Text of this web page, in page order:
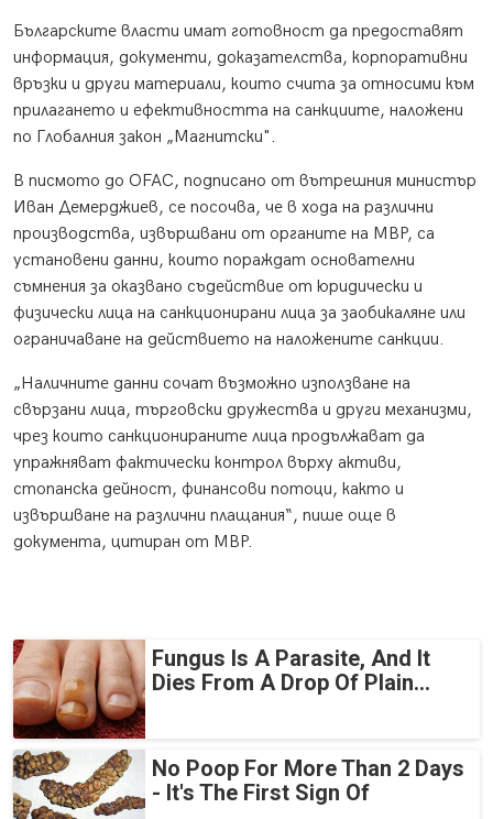
Българските власти имат готовност да предоставят
информация, документи, доказателства, корпоративни
връзки и други материали, които счита за относими към
прилагането и ефективността на санкциите, наложени
по Глобалния закон „Магнитски".
В писмото до OFAC, подписано от вътрешния министър
Иван Демерджиев, се посочва, че в хода на различни
производства, извършвани от органите на МВР, са
установени данни, които пораждат основателни
съмнения за оказвано съдействие от юридически и
физически лица на санкционирани лица за заобикаляне или
ограничаване на действието на наложените санкции.
„Наличните данни сочат възможно използване на
свързани лица, търговски дружества и други механизми,
чрез които санкционираните лица продължават да
упражняват фактически контрол върху активи,
стопанска дейност, финансови потоци, както и
извършване на различни плащания“, пише още в
документа, цитиран от МВР.
Fungus Is A Parasite, And It
Dies From A Drop Of Plain...
No Poop For More Than 2 Days
- It's The First Sign Of